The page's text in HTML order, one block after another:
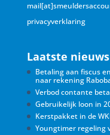
privacyverklaring
Laatste nieuws
Betaling aan fiscus
naar rekening
Verbod contante
Gebruikelijk loon in
Kerstpakket in de
Youngtimer regeling